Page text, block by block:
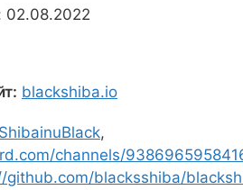
02.08.2022
blackshiba.io
,
channels/
github.com/blacksshiba/